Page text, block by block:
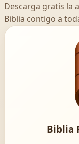
Descarga gratis la
Biblia contigo a
Biblia